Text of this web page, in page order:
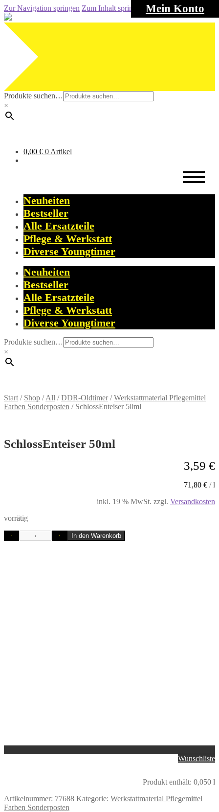
Mein Konto
Zur Navigation springen Zum Inhalt springen
Produkte suchen…
×
0,00 € 0 Artikel
Neuheiten
Bestseller
Alle Ersatzteile
Pflege & Werkstatt
Diverse Youngtimer
Neuheiten
Bestseller
Alle Ersatzteile
Pflege & Werkstatt
Diverse Youngtimer
Produkte suchen…
×
Start / Shop /All /DDR-Oldtimer/Werkstattmaterial Pflegemittel
Farben Sonderposten / SchlossEnteiser 50ml
SchlossEnteiser 50ml
3,59 €
71,80 € /l
inkl. 19 % MwSt. zzgl. Versandkosten
vorrätig
- + In den Warenkorb
Wunschliste
Produkt enthält: 0,050 l
Artikelnummer: 77688 Kategorie: Werkstattmaterial Pflegemittel
Farben Sonderposten